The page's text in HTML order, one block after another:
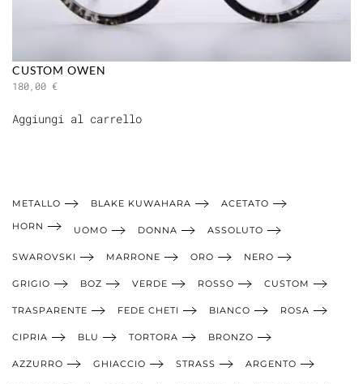
CUSTOM OWEN
180,00 €
Aggiungi al carrello
METALLO BLAKE KUWAHARA
ACETATO
HORN
UOMO DONNA ASSOLUTO
SWAROVSKI MARRONE ORO NERO
GRIGIO BOZ VERDE ROSSO CUSTOM
TRASPARENTE FEDE CHETI BIANCO ROSA
CIPRIA BLU TORTORA BRONZO
AZZURRO GHIACCIO STRASS ARGENTO